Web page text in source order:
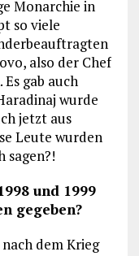
Monarchie in
so viele
also der Chef
gab auch
wurde
jetzt aus
Leute wurden
sagen?!
und 1999
gegeben?
dem Krieg